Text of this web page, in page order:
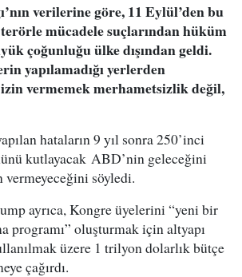
verilerine göre, 11 Eylül’den bu
mücadele suçlarından hüküm
çoğunluğu ülke dışından geldi.
yapılamadığı yerlerden
vermemek merhametsizlik değil,
hataların 9 yıl sonra 250’inci
kutlayacak ABD’nin geleceğini
söyledi.
ayrıca, Kongre üyelerini “yeni bir
programı” oluşturmak için altyapı
üzere 1 trilyon dolarlık bütçe
çağırdı.